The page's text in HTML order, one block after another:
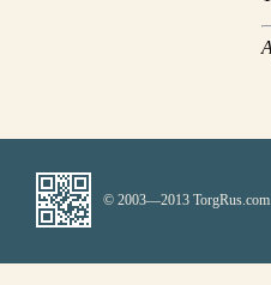
© 2003—2013 TorgRus.com